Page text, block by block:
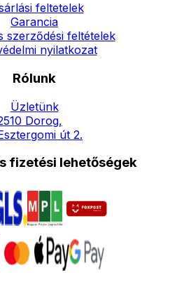
feltetelek
Garancia
szerződési feltételek
nyilatkozat
Rólunk
Üzletünk
Dorog,
út 2.
fizetési lehetőségek